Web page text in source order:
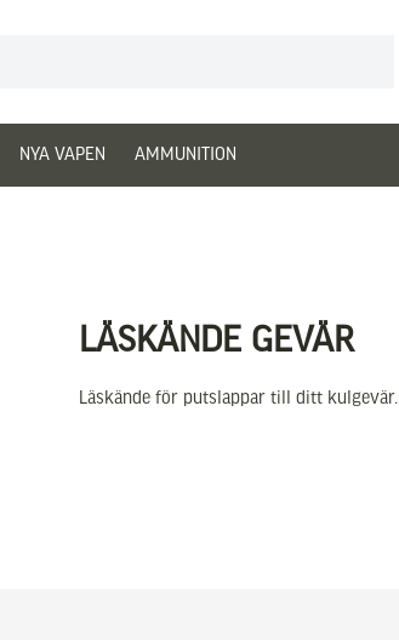
NYA VAPEN AMMUNITION
LÄSKÄNDE GEVÄR
Läskände för putslappar till ditt kulgevär.